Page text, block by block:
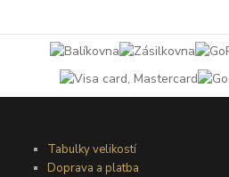
Tabulky velikostí
Doprava a platba